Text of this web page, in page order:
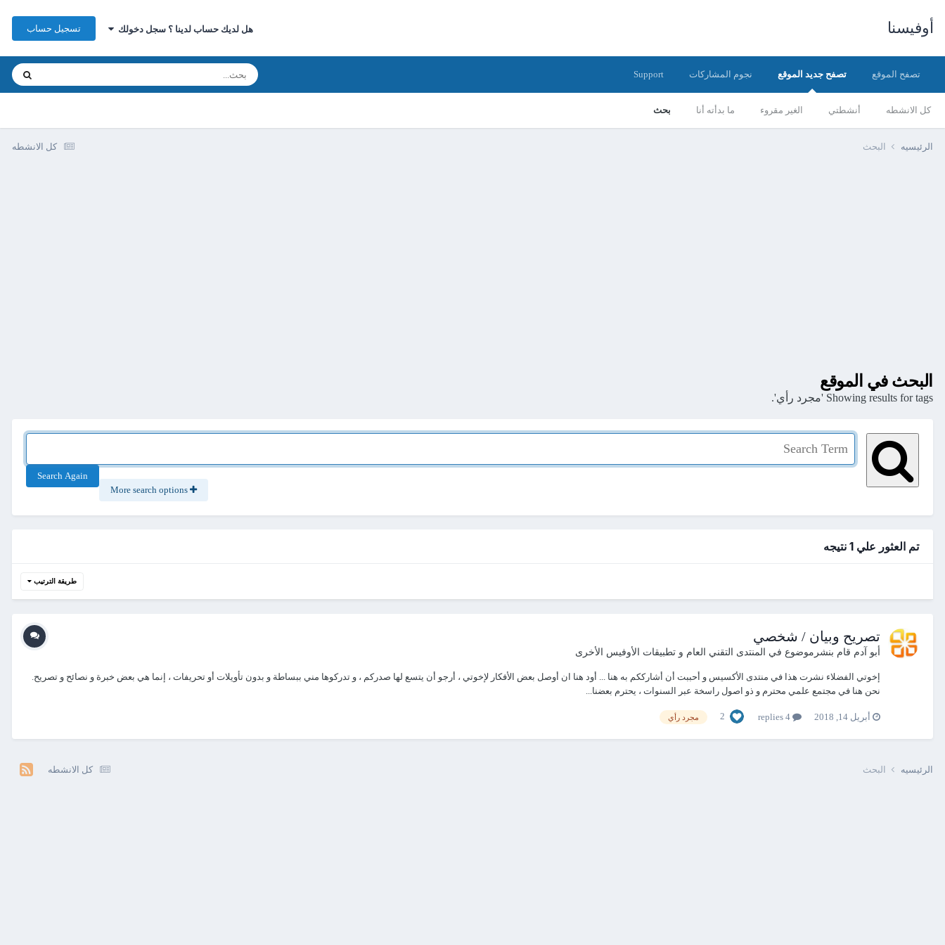
أوفيسنا هل لديك حساب لدينا ؟ سجل دخولك تسجيل حساب
تصفح الموقع تصفح جديد الموقع
كل الانشطه أنشطتي الغير مقروء ما بدأته أنا بحث
نجوم المشاركات Support
كل الانشطه الرئيسيه البحث
البحث في الموقع
Showing results for tags 'مجرد رأي'.
Search Again
تم العثور علي 1 نتيجه
طريقة الترتيب
تصريح وبيان / شخصي
أبو آدم قام بنشرموضوع في المنتدى التقني العام و تطبيقات الأوفيس الأخرى
إخوتي الفضلاء نشرت هذا في منتدى الأكسيس و أحببت أن أشارككم به هنا ... أود هنا ان أوصل بعض الأفكار لإخوتي ، أرجو أن يتسع لها صدركم ، و تدركوها مني ببساطة و بدون تأويلات أو تحريفات ، إنما هي بعض خبرة و نصائح و تصريح.
نحن هنا في مجتمع علمي محترم و ذو اصول راسخة عبر السنوات ، يحترم بعضنا...
أبريل 14, 2018 2 مجرد رأي
كل الانشطه الرئيسيه البحث